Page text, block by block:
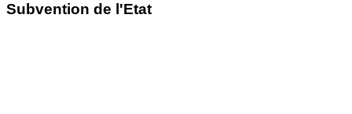
Subvention de l'Etat